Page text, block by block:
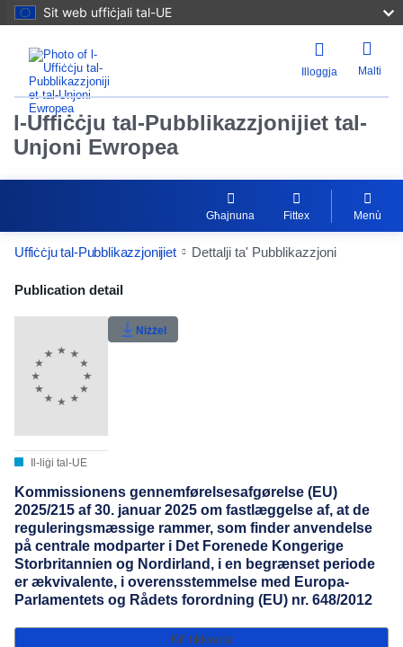
Sit web uffiċjali tal-UE
Illoggja Malti
l-Uffiċċju tal-Pubblikazzjonijiet tal-
Unjoni Ewropea
Għajnuna Fittex Menù
Uffiċċju tal-Pubblikazzjonijiet Dettalji ta' Pubblikazzjoni
Publication Detail Actions Portlet
Klassifikazzjoni tal-utent
Publication detail
Il-liġi tal-UE
Niżżel
Kommissionens gennemførelsesafgørelse (EU)
2025/215 af 30. januar 2025 om fastlæggelse af, at de
reguleringsmæssige rammer, som finder anvendelse
på centrale modparter i Det Forenede Kongerige
Storbritannien og Nordirland, i en begrænset periode
er ækvivalente, i overensstemmelse med Europa-
Parlamentets og Rådets forordning (EU) nr. 648/2012
Kif tikkwota